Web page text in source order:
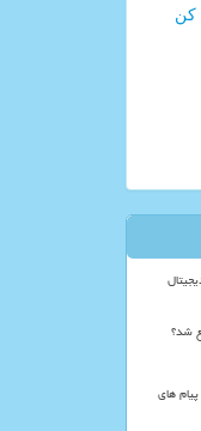
کن
شد؟
های